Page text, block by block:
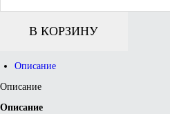
компрессионный
фиксатором
перчаткой
В КОРЗИНУ
Описание
Описание
Описание